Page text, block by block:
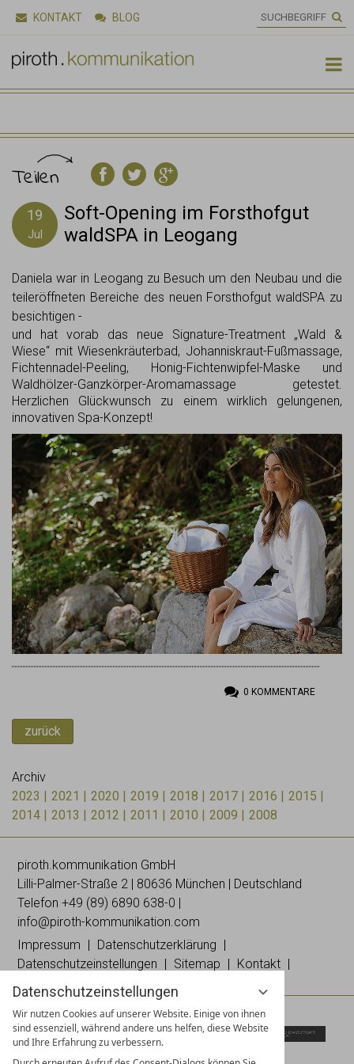
Datenschutzeinstellungen
Wir nutzen Cookies auf unserer Website. Einige von ihnen
sind essenziell, während andere uns helfen, diese Website
und Ihre Erfahrung zu verbessern.
KONTAKT BLOG 
Teilen
19
Jul
Soft-Opening im Forsthofgut
waldSPA in Leogang
Daniela war in Leogang zu Besuch um den Neubau und die
teileröffneten Bereiche des neuen Forsthofgut waldSPA zu
besichtigen -
und hat vorab das neue Signature-Treatment „Wald &
Wiese“ mit Wiesenkräuterbad, Johanniskraut-Fußmassage,
Fichtennadel-Peeling, Honig-Fichtenwipfel-Maske und
Waldhölzer-Ganzkörper-Aromamassage getestet.
Herzlichen Glückwunsch zu einem wirklich gelungenen,
innovativen Spa-Konzept!
0 KOMMENTARE
zurück
Archiv
2023
2021 2020 2019 2018 2017 2016
2015
2014
2013 2012 2011 2010 2009 2008
piroth.kommunikation GmbH
Lilli-Palmer-Straße 2 | 80636 München | Deutschland
Telefon +49 (89) 6890 638-0 |
info@piroth-kommunikation.com
Impressum
Datenschutzerklärung
Datenschutzeinstellungen
Sitemap Kontakt